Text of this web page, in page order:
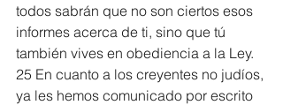
todos sabrán que no son ciertos esos
informes acerca de ti, sino que tú
también vives en obediencia a la Ley.
25 En cuanto a los creyentes no judíos,
ya les hemos comunicado por escrito